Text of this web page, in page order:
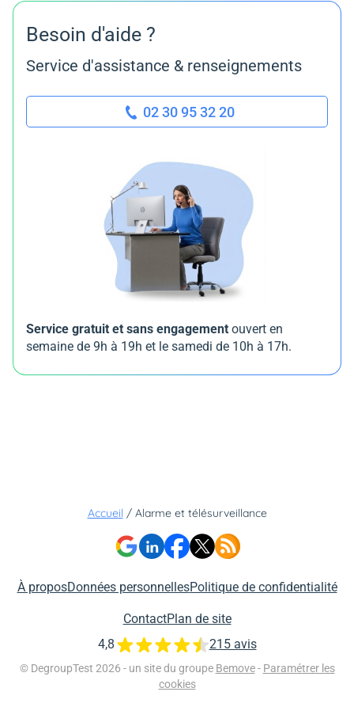
Besoin d'aide ?
Service d'assistance & renseignements
02 30 95 32 20
Service gratuit et sans engagement ouvert en
semaine de 9h à 19h et le samedi de 10h à 17h.
Accueil / Alarme et télésurveillance
À proposDonnées personnellesPolitique de confidentialité
ContactPlan de site
© DegroupTest 2026 - un site du groupe Bemove - Paramétrer les
cookies
4,8 215 avis